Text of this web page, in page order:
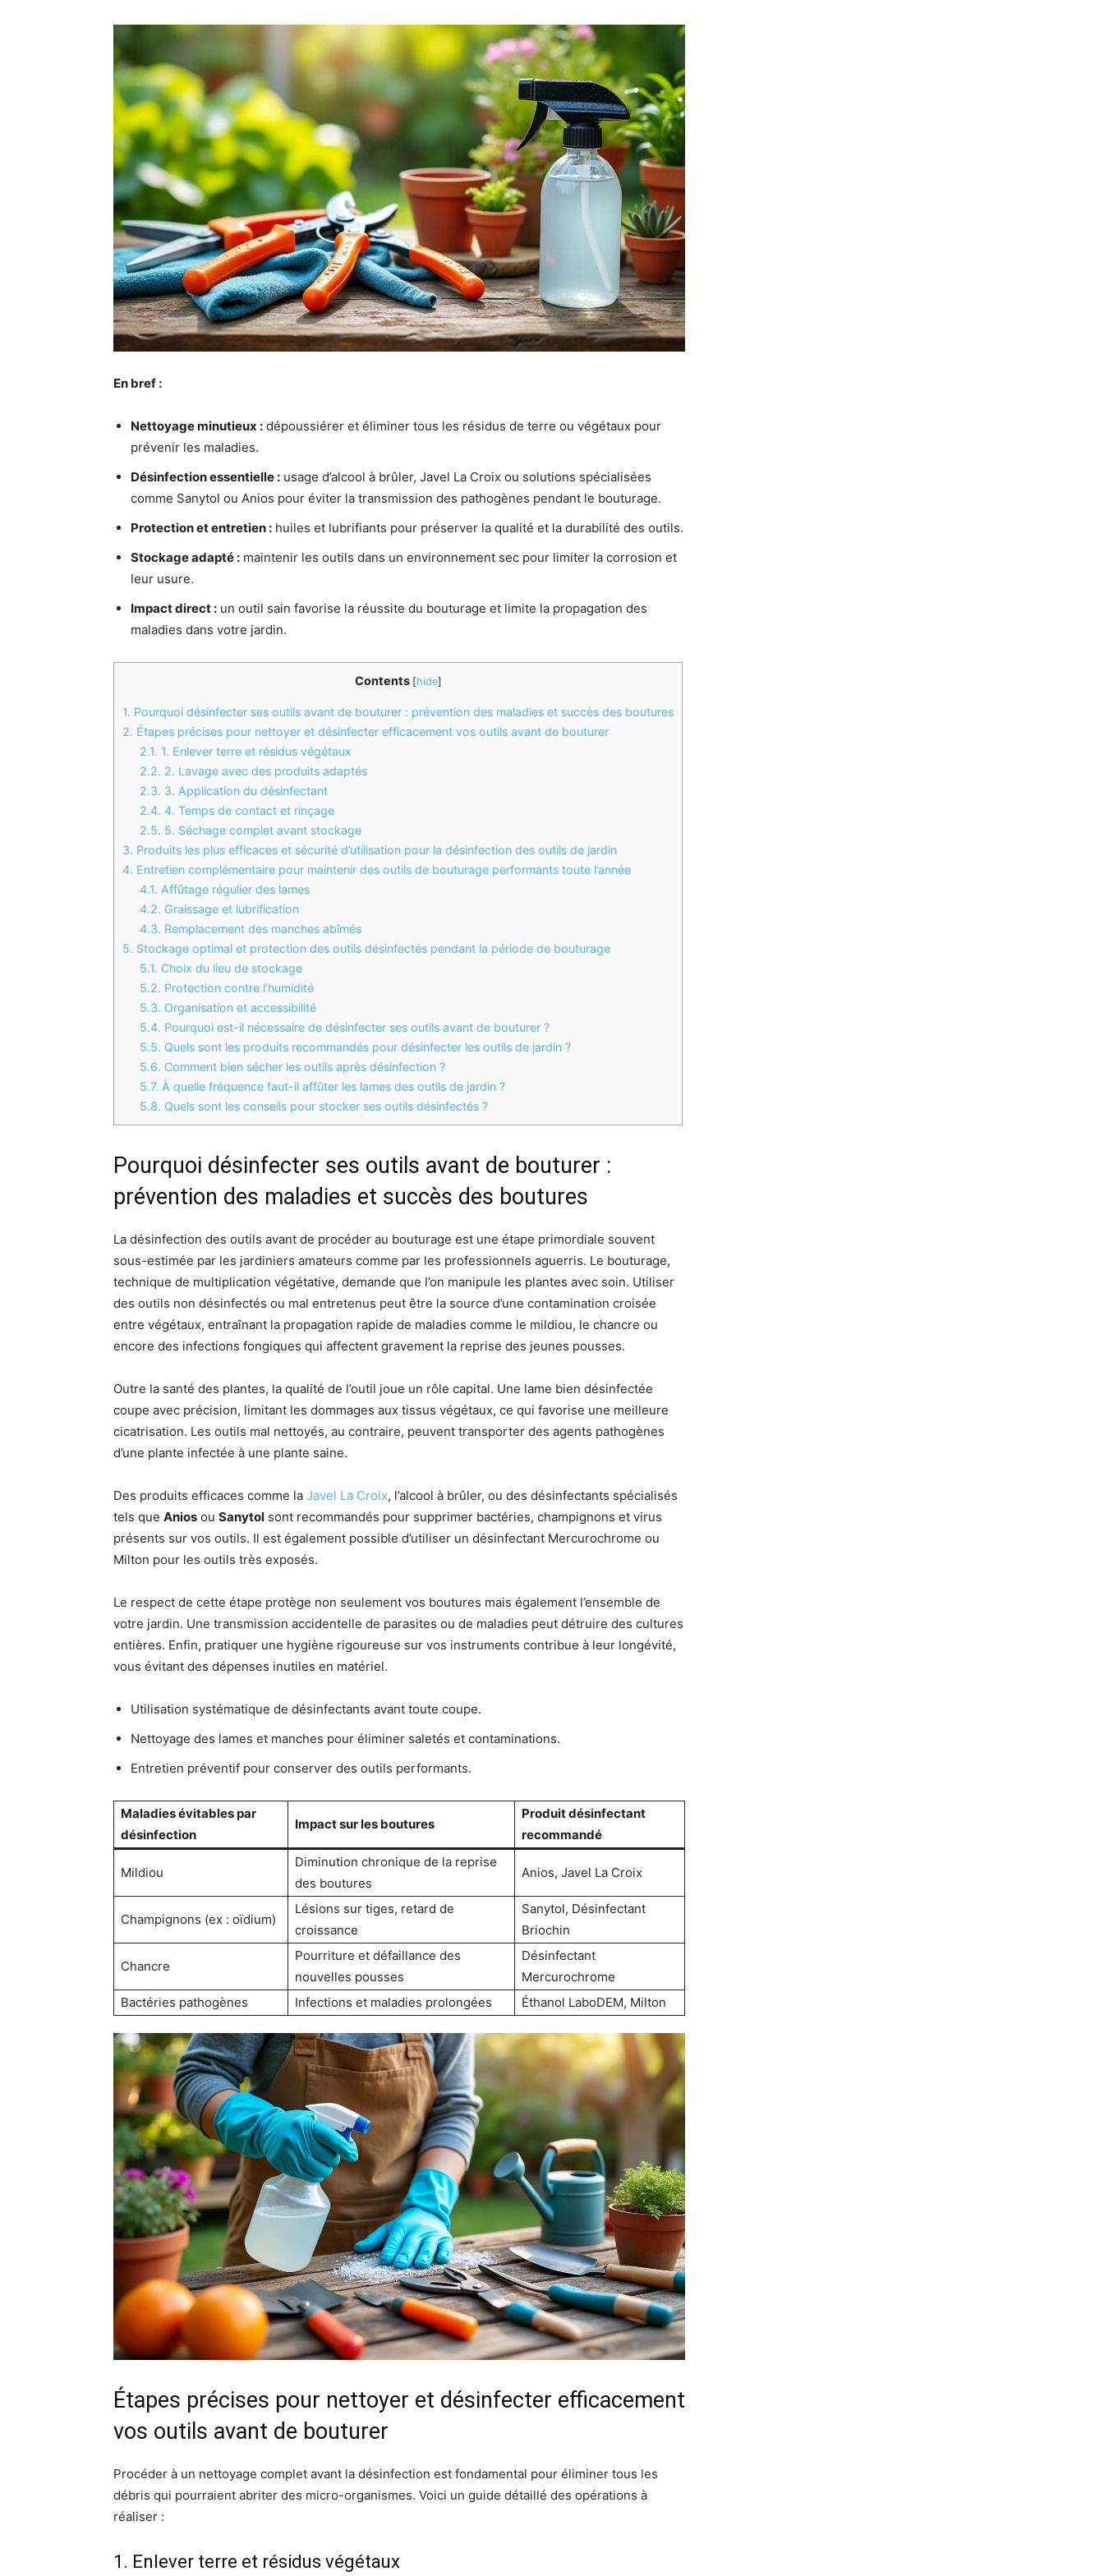
En bref :
Nettoyage minutieux : dépoussiérer et éliminer tous les résidus de terre ou végétaux pour
prévenir les maladies.
Désinfection essentielle : usage d’alcool à brûler, Javel La Croix ou solutions spécialisées
comme Sanytol ou Anios pour éviter la transmission des pathogènes pendant le bouturage.
Protection et entretien : huiles et lubrifiants pour préserver la qualité et la durabilité des outils.
Stockage adapté : maintenir les outils dans un environnement sec pour limiter la corrosion et
leur usure.
Impact direct : un outil sain favorise la réussite du bouturage et limite la propagation des
maladies dans votre jardin.
Contents [hide]
1. Pourquoi désinfecter ses outils avant de bouturer : prévention des maladies et succès des boutures
2. Étapes précises pour nettoyer et désinfecter efficacement vos outils avant de bouturer
2.1. 1. Enlever terre et résidus végétaux
2.2. 2. Lavage avec des produits adaptés
2.3. 3. Application du désinfectant
2.4. 4. Temps de contact et rinçage
2.5. 5. Séchage complet avant stockage
3. Produits les plus efficaces et sécurité d’utilisation pour la désinfection des outils de jardin
4. Entretien complémentaire pour maintenir des outils de bouturage performants toute l’année
4.1. Affûtage régulier des lames
4.2. Graissage et lubrification
4.3. Remplacement des manches abîmés
5. Stockage optimal et protection des outils désinfectés pendant la période de bouturage
5.1. Choix du lieu de stockage
5.2. Protection contre l’humidité
5.3. Organisation et accessibilité
5.4. Pourquoi est-il nécessaire de désinfecter ses outils avant de bouturer ?
5.5. Quels sont les produits recommandés pour désinfecter les outils de jardin ?
5.6. Comment bien sécher les outils après désinfection ?
5.7. À quelle fréquence faut-il affûter les lames des outils de jardin ?
5.8. Quels sont les conseils pour stocker ses outils désinfectés ?
Pourquoi désinfecter ses outils avant de bouturer :
prévention des maladies et succès des boutures
La désinfection des outils avant de procéder au bouturage est une étape primordiale souvent
sous-estimée par les jardiniers amateurs comme par les professionnels aguerris. Le bouturage,
technique de multiplication végétative, demande que l’on manipule les plantes avec soin. Utiliser
des outils non désinfectés ou mal entretenus peut être la source d’une contamination croisée
entre végétaux, entraînant la propagation rapide de maladies comme le mildiou, le chancre ou
encore des infections fongiques qui affectent gravement la reprise des jeunes pousses.
Outre la santé des plantes, la qualité de l’outil joue un rôle capital. Une lame bien désinfectée
coupe avec précision, limitant les dommages aux tissus végétaux, ce qui favorise une meilleure
cicatrisation. Les outils mal nettoyés, au contraire, peuvent transporter des agents pathogènes
d’une plante infectée à une plante saine.
Des produits efficaces comme la Javel La Croix, l’alcool à brûler, ou des désinfectants spécialisés
tels que Anios ou Sanytol sont recommandés pour supprimer bactéries, champignons et virus
présents sur vos outils. Il est également possible d’utiliser un désinfectant Mercurochrome ou
Milton pour les outils très exposés.
Le respect de cette étape protège non seulement vos boutures mais également l’ensemble de
votre jardin. Une transmission accidentelle de parasites ou de maladies peut détruire des cultures
entières. Enfin, pratiquer une hygiène rigoureuse sur vos instruments contribue à leur longévité,
vous évitant des dépenses inutiles en matériel.
Utilisation systématique de désinfectants avant toute coupe.
Nettoyage des lames et manches pour éliminer saletés et contaminations.
Entretien préventif pour conserver des outils performants.
Maladies évitables par
désinfection
Impact sur les boutures
Produit désinfectant
recommandé
Mildiou
Diminution chronique de la reprise
des boutures
Anios, Javel La Croix
Champignons (ex : oïdium)
Lésions sur tiges, retard de
croissance
Sanytol, Désinfectant
Briochin
Chancre
Pourriture et défaillance des
nouvelles pousses
Désinfectant
Mercurochrome
Bactéries pathogènes
Infections et maladies prolongées Éthanol LaboDEM, Milton
Étapes précises pour nettoyer et désinfecter efficacement
vos outils avant de bouturer
Procéder à un nettoyage complet avant la désinfection est fondamental pour éliminer tous les
débris qui pourraient abriter des micro-organismes. Voici un guide détaillé des opérations à
réaliser :
1. Enlever terre et résidus végétaux